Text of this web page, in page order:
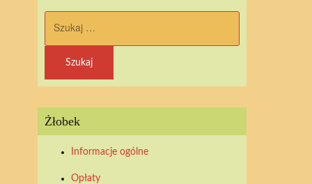
Żłobek
Informacje ogólne
Opłaty